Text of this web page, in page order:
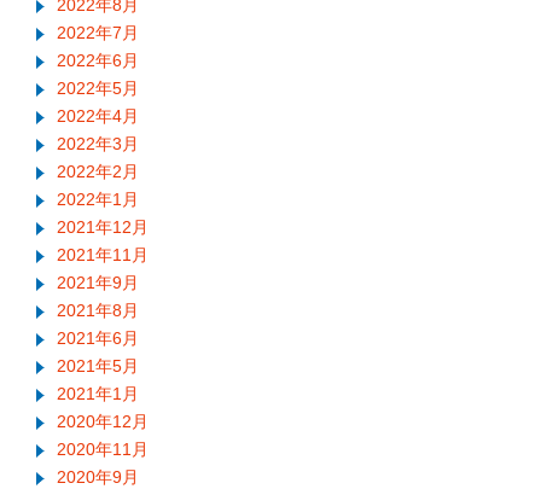
2022年8月
2022年7月
2022年6月
2022年5月
2022年4月
2022年3月
2022年2月
2022年1月
2021年12月
2021年11月
2021年9月
2021年8月
2021年6月
2021年5月
2021年1月
2020年12月
2020年11月
2020年9月